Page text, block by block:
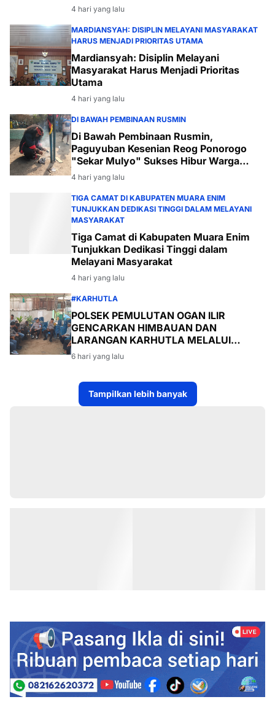
4 hari yang lalu
MARDIANSYAH: DISIPLIN MELAYANI MASYARAKAT
HARUS MENJADI PRIORITAS UTAMA
Mardiansyah: Disiplin Melayani
Masyarakat Harus Menjadi Prioritas
Utama
4 hari yang lalu
DI BAWAH PEMBINAAN RUSMIN
Di Bawah Pembinaan Rusmin,
Paguyuban Kesenian Reog Ponorogo
"Sekar Mulyo" Sukses Hibur Warga
Desa Payabakal
4 hari yang lalu
TIGA CAMAT DI KABUPATEN MUARA ENIM
TUNJUKKAN DEDIKASI TINGGI DALAM MELAYANI
MASYARAKAT
Tiga Camat di Kabupaten Muara Enim
Tunjukkan Dedikasi Tinggi dalam
Melayani Masyarakat
4 hari yang lalu
#KARHUTLA
POLSEK PEMULUTAN OGAN ILIR
GENCARKAN HIMBAUAN DAN
LARANGAN KARHUTLA MELALUI
PROGRAM TSKD (TOURING SAMBANG
KE DESA-DESA
6 hari yang lalu
Tampilkan lebih banyak